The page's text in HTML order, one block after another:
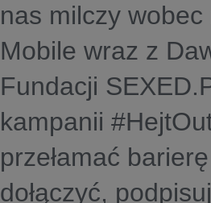
nas milczy wobec
Mobile wraz z
Fundacji
kampanii
przełamać
dołączyć,